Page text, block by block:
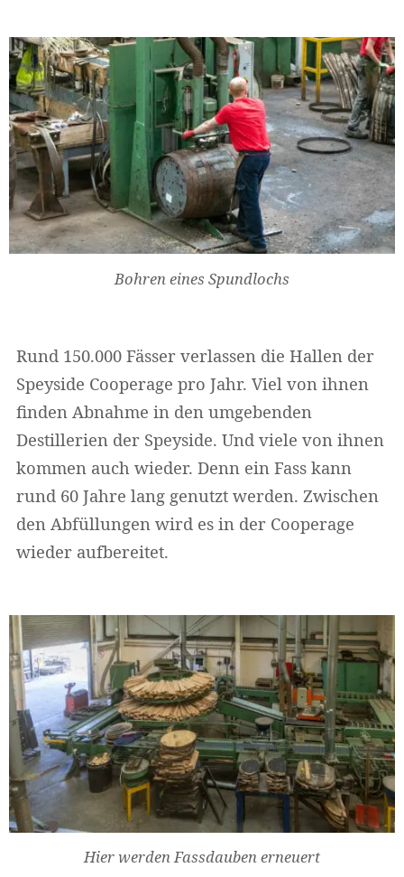
Bohren eines Spundlochs
Rund 150.000 Fässer verlassen die Hallen der
Speyside Cooperage pro Jahr. Viel von ihnen
finden Abnahme in den umgebenden
Destillerien der Speyside. Und viele von ihnen
kommen auch wieder. Denn ein Fass kann
rund 60 Jahre lang genutzt werden. Zwischen
den Abfüllungen wird es in der Cooperage
wieder aufbereitet.
Hier werden Fassdauben erneuert